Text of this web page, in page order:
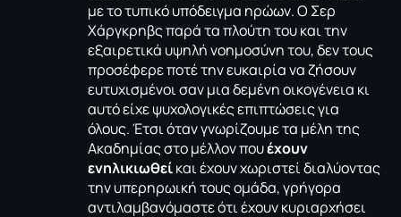
με το τυπικό υπόδειγμα ηρώων. Ο Σερ
Χάργκρηβς παρά τα πλούτη του και την
εξαιρετικά υψηλή νοημοσύνη του, δεν τους
προσέφερε ποτέ την ευκαιρία να ζήσουν
ευτυχισμένοι σαν μια δεμένη οικογένεια κι
αυτό είχε ψυχολογικές επιπτώσεις για
όλους. Έτσι όταν γνωρίζουμε τα μέλη της
Ακαδημίας στο μέλλον πουέχουν
ενηλικιωθείκαι έχουν χωριστεί διαλύοντας
την υπερηρωική τους ομάδα, γρήγορα
αντιλαμβανόμαστε ότι έχουν κυριαρχήσει